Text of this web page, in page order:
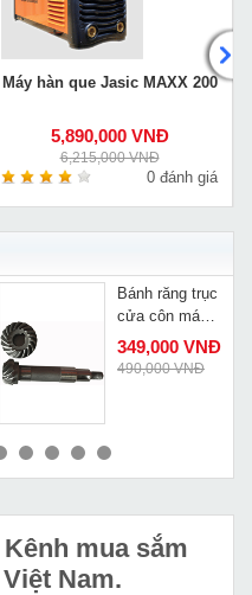
Máy hàn que Jasic MAXX 200
5,890,000 VNĐ
6,215,000 VNĐ
0 đánh giá
MUA NGAY
Bánh răng trục
cửa côn máy
ZR3928
349,000 VNĐ
490,000 VNĐ
Kênh mua sắm
Nam.